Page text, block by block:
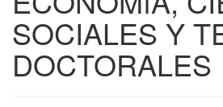
SOCIALES Y
DOCTORALES